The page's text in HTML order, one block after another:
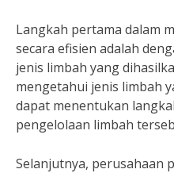
Langkah pertama dalam
secara efisien adalah
jenis limbah yang
mengetahui jenis limbah
dapat menentukan
pengelolaan limbah
Selanjutnya, perusahaan